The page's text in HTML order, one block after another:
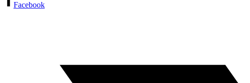
Facebook